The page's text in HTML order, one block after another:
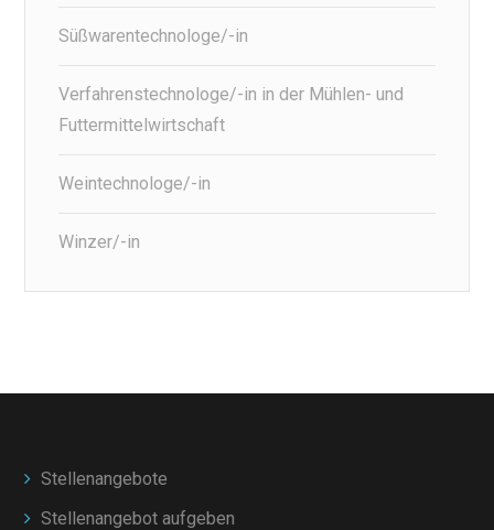
Süßwarentechnologe/-in
Verfahrenstechnologe/-in in der Mühlen- und
Futtermittelwirtschaft
Weintechnologe/-in
Winzer/-in
Stellenangebote
Stellenangebot aufgeben